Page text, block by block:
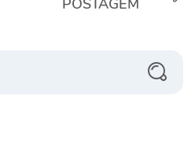
POSTAGEM